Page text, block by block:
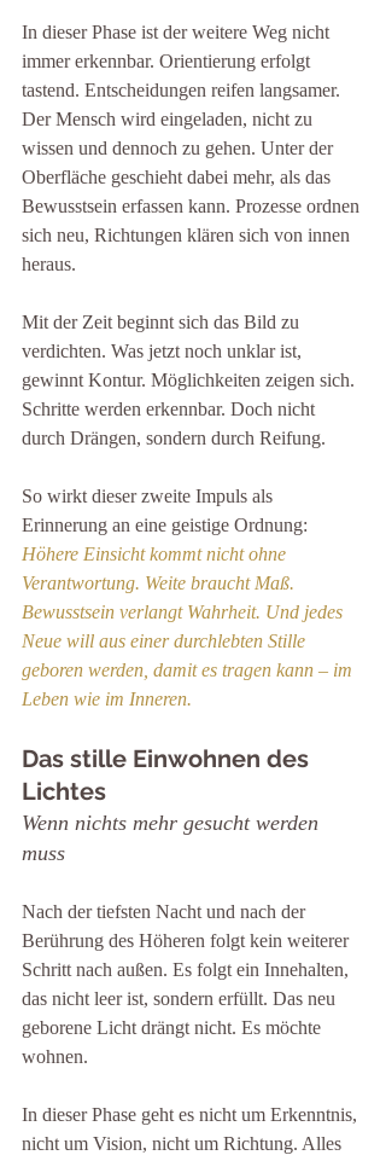
In dieser Phase ist der weitere Weg nicht
immer erkennbar. Orientierung erfolgt
tastend. Entscheidungen reifen langsamer.
Der Mensch wird eingeladen, nicht zu
wissen und dennoch zu gehen. Unter der
Oberfläche geschieht dabei mehr, als das
Bewusstsein erfassen kann. Prozesse ordnen
sich neu, Richtungen klären sich von innen
heraus.
Mit der Zeit beginnt sich das Bild zu
verdichten. Was jetzt noch unklar ist,
gewinnt Kontur. Möglichkeiten zeigen sich.
Schritte werden erkennbar. Doch nicht
durch Drängen, sondern durch Reifung.
So wirkt dieser zweite Impuls als
Erinnerung an eine geistige Ordnung:
Höhere Einsicht kommt nicht ohne
Verantwortung. Weite braucht Maß.
Bewusstsein verlangt Wahrheit. Und jedes
Neue will aus einer durchlebten Stille
geboren werden, damit es tragen kann – im
Leben wie im Inneren.
Das stille Einwohnen des
Lichtes
Wenn nichts mehr gesucht werden
muss
Nach der tiefsten Nacht und nach der
Berührung des Höheren folgt kein weiterer
Schritt nach außen. Es folgt ein Innehalten,
das nicht leer ist, sondern erfüllt. Das neu
geborene Licht drängt nicht. Es möchte
wohnen.
In dieser Phase geht es nicht um Erkenntnis,
nicht um Vision, nicht um Richtung. Alles